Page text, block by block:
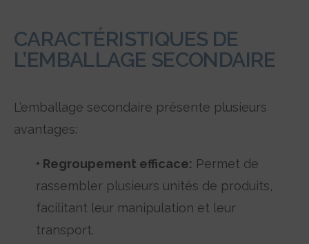
CARACTÉRISTIQUES DE
L’EMBALLAGE SECONDAIRE
L’emballage secondaire présente plusieurs
avantages:
• Regroupement efficace: Permet de
rassembler plusieurs unités de produits,
facilitant leur manipulation et leur
transport.